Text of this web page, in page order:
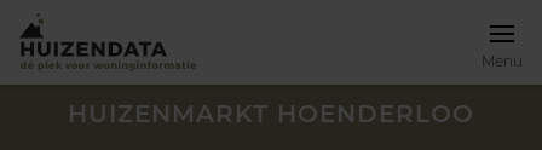
Menu
HUIZENMARKT HOENDERLOO